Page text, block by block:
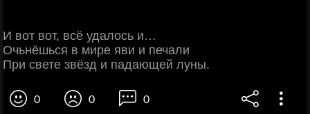
И вот вот, всё удалось и…
Очьнёшься в мире яви и печали
При свете звёзд и падающей луны.
0 0 0